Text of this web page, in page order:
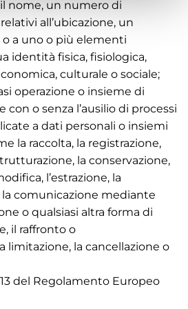
nome, un numero di
all’ubicazione, un
a uno o più elementi
identità fisica, fisiologica,
culturale o sociale;
operazione o insieme di
o senza l’ausilio di processi
a dati personali o insiemi
la raccolta, la registrazione,
la conservazione,
l’estrazione, la
la comunicazione mediante
o qualsiasi altra forma di
il raffronto o
limitazione, la cancellazione o
del Regolamento Europeo